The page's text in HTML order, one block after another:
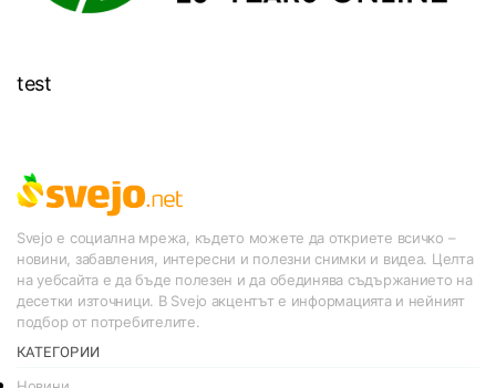
test
Svejo е социална мрежа, където можете да откриете всичко –
новини, забавления, интересни и полезни снимки и видеа. Целта
на уебсайта е да бъде полезен и да обединява съдържанието на
десетки източници. В Svejo акцентът е информацията и нейният
подбор от потребителите.
КАТЕГОРИИ